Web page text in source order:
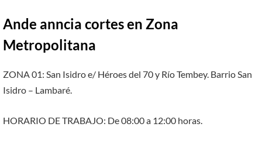
Ande anncia cortes en Zona
Metropolitana
ZONA 01: San Isidro e/ Héroes del 70 y Río Tembey. Barrio San
Isidro – Lambaré.
HORARIO DE TRABAJO: De 08:00 a 12:00 horas.